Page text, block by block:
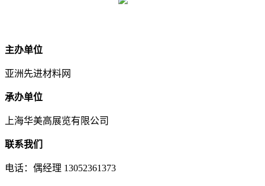
主办单位
亚洲先进材料网
承办单位
上海华美高展览有限公司
联系我们
电话：偶经理 13052361373